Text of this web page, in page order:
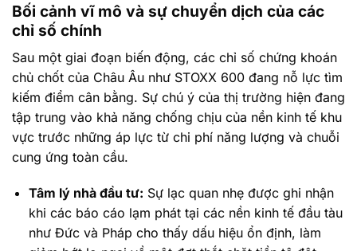
Bối cảnh vĩ mô và sự chuyển dịch của các
chỉ số chính
Sau một giai đoạn biến động, các chỉ số chứng khoán
chủ chốt của Châu Âu như STOXX 600 đang nỗ lực tìm
kiếm điểm cân bằng. Sự chú ý của thị trường hiện đang
tập trung vào khả năng chống chịu của nền kinh tế khu
vực trước những áp lực từ chi phí năng lượng và chuỗi
cung ứng toàn cầu.
Tâm lý nhà đầu tư: Sự lạc quan nhẹ được ghi nhận
khi các báo cáo lạm phát tại các nền kinh tế đầu tàu
như Đức và Pháp cho thấy dấu hiệu ổn định, làm